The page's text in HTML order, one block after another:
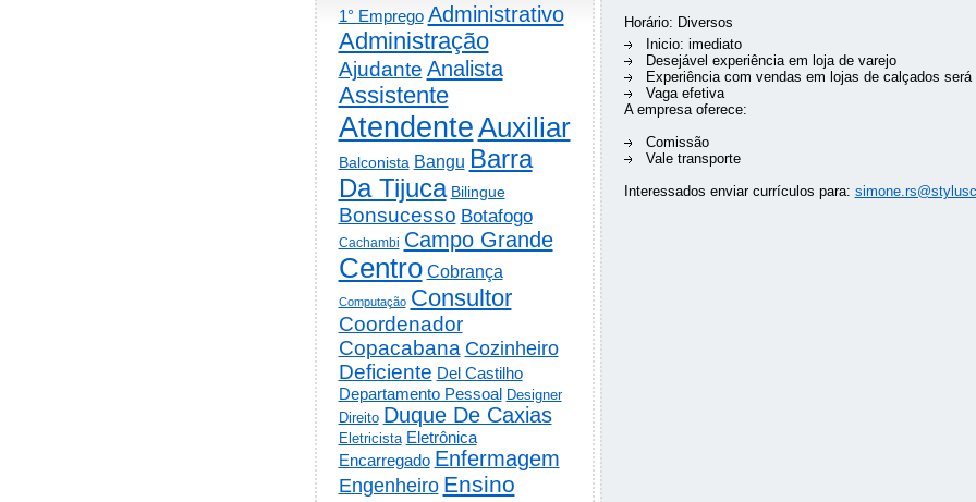
Horário: Diversos
Inicio: imediato
Desejável experiência em loja de varejo
Experiência com vendas em lojas de calçados será
Vaga efetiva
A empresa oferece:
Comissão
Vale transporte
Interessados enviar currículos para:
1° Emprego Administrativo
Administração
Ajudante Analista
Assistente
AtendenteAuxiliar
Balconista Bangu Barra
Da Tijuca Bilingue
Bonsucesso Botafogo
Cachambi Campo Grande
Centro Cobrança
Computação Consultor
Coordenador
Copacabana Cozinheiro
Deficiente Del Castilho
Departamento Pessoal Designer
Direito Duque De Caxias
Eletricista Eletrônica
Encarregado Enfermagem
Engenheiro Ensino